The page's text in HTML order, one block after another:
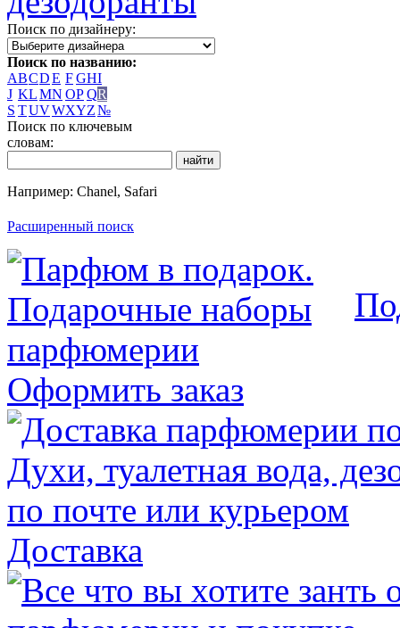
Поиск по дизайнеру:
Поиск по названию:
ABCDE FGHI
J KLMN OPQR
S TUVWXYZ№
Поиск по ключевым
словам:
Например: Chanel, Safari
Расширенный поиск
Оформить заказ
Доставка